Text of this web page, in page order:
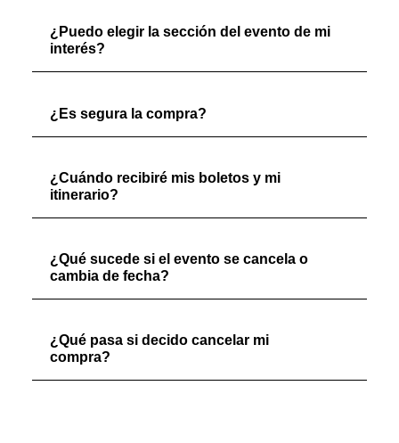
¿Puedo elegir la sección del evento de mi
interés?
¿Es segura la compra?
¿Cuándo recibiré mis boletos y mi
itinerario?
¿Qué sucede si el evento se cancela o
cambia de fecha?
¿Qué pasa si decido cancelar mi
compra?